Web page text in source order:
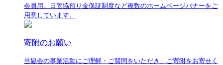
会員用、日管協預り金保証制度など複数のホームページバナーをご
用意しています。
寄附のお願い
当協会の事業活動にご理解・ご賛同をいただき、ご寄附をお寄せく